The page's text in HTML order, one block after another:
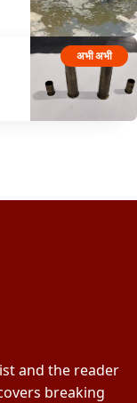
अभी अभी
and the reader
breaking